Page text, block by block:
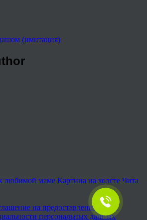
(имитация)
любимой маме Картина на холсте Чита
на предоставление услуг
персональных данных